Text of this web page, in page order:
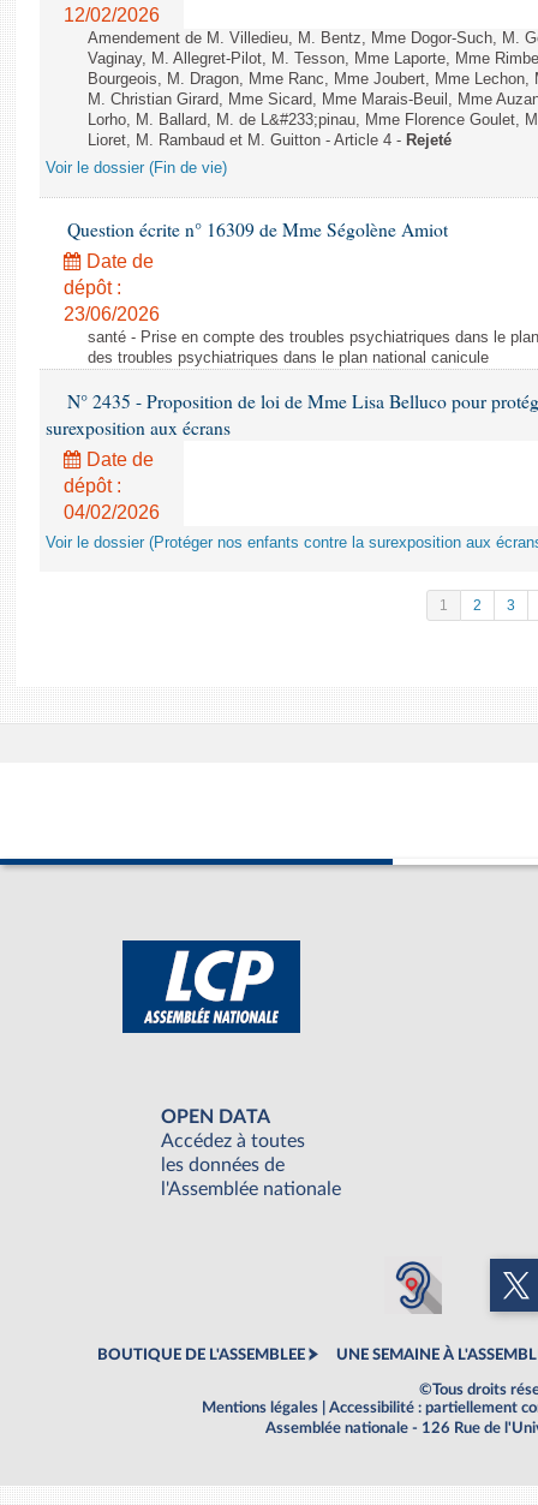
12/02/2026
Amendement de M. Villedieu, M. Bentz, Mme Dogor-Such, M.
Vaginay, M. Allegret-Pilot, M. Tesson, Mme Laporte, Mme
Bourgeois, M. Dragon, Mme Ranc, Mme Joubert, Mme
M. Christian Girard, Mme Sicard, Mme Marais-Beuil, Mme
Lorho, M. Ballard, M. de L&#233;pinau, Mme Florence Goulet,
Lioret, M. Rambaud et M. Guitton - Article 4 - Rejeté
Voir le dossier (Fin de vie)
Question écrite n° 16309 de Mme Ségolène Amiot
Date de
dépôt :
23/06/2026
santé - Prise en compte des troubles psychiatriques dans le
des troubles psychiatriques dans le plan national canicule
N° 2435 - Proposition de loi de Mme Lisa Belluco pour
surexposition aux écrans
Date de
dépôt :
04/02/2026
Voir le dossier (Protéger nos enfants contre la surexposition aux
1 2 3
OPEN DATA
Accédez à toutes
les données de
l'Assemblée nationale
BOUTIQUE DE L'ASSEMBLEE UNE SEMAINE À
©Tous droits
Mentions légales
Accessibilité : partiellement
Assemblée nationale - 126 Rue de